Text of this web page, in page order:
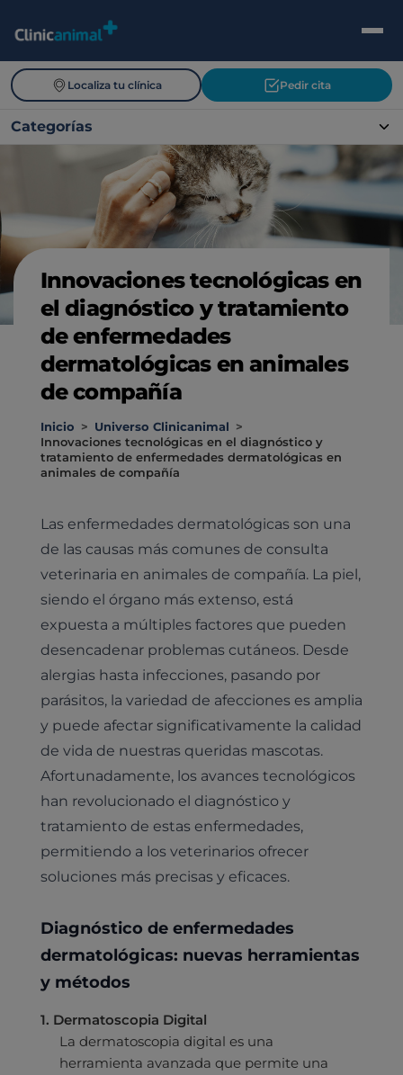
Localiza tu clínica Pedir cita
Categorías
Innovaciones tecnológicas en
el diagnóstico y tratamiento
de enfermedades
dermatológicas en animales
de compañía
Inicio > Universo Clinicanimal >
Innovaciones tecnológicas en el diagnóstico y
tratamiento de enfermedades dermatológicas en
animales de compañía
Las enfermedades dermatológicas son una
de las causas más comunes de consulta
veterinaria en animales de compañía. La piel,
siendo el órgano más extenso, está
expuesta a múltiples factores que pueden
desencadenar problemas cutáneos. Desde
alergias hasta infecciones, pasando por
parásitos, la variedad de afecciones es amplia
y puede afectar significativamente la calidad
de vida de nuestras queridas mascotas.
Afortunadamente, los avances tecnológicos
han revolucionado el diagnóstico y
tratamiento de estas enfermedades,
permitiendo a los veterinarios ofrecer
soluciones más precisas y eficaces.
Diagnóstico de enfermedades
dermatológicas: nuevas herramientas
y métodos
1. Dermatoscopia Digital
La dermatoscopia digital es una
herramienta avanzada que permite una